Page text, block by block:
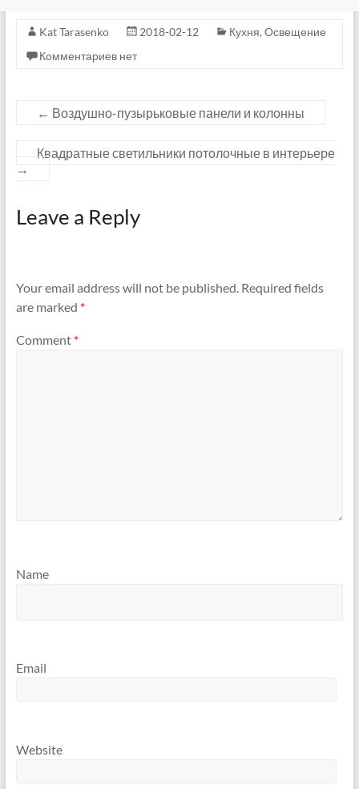
Kat Tarasenko 2018-02-12 Кухня, Освещение
Комментариев нет
← Воздушно-пузырьковые панели и колонны
Квадратные светильники потолочные в интерьере
→
Leave a Reply
Your email address will not be published. Required fields
are marked *
Comment *
Name
Email
Website